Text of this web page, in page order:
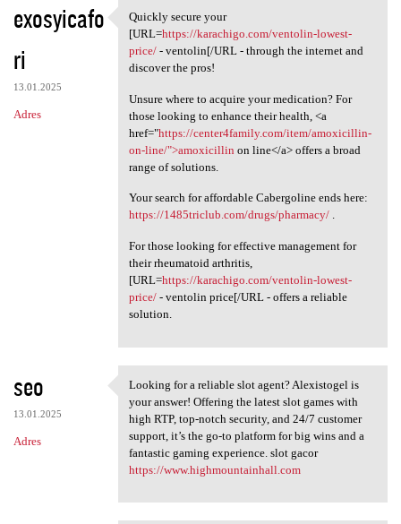
exosyicafo
ri
13.01.2025
Adres
Quickly secure your [URL
Quickly secure your
[URL=https://karachigo.com/ventolin-lowest-
price/- ventolin[/URL - through the internet and
discover the pros!
Unsure where to acquire your medication? For
those looking to enhance their health, <a
href="https://center4family.com/item/amoxicillin-
on-line/">amoxicillin on line</a> offers a broad
range of solutions.
Your search for affordable Cabergoline ends here:
https://1485triclub.com/drugs/pharmacy/.
For those looking for effective management for
their rheumatoid arthritis,
[URL=https://karachigo.com/ventolin-lowest-
price/- ventolin price[/URL - offers a reliable
solution.
seo
13.01.2025
Adres
Looking for a reliable slot
Looking for a reliable slot agent? Alexistogel is
your answer! Offering the latest slot games with
high RTP, top-notch security, and 24/7 customer
support, it’s the go-to platform for big wins and a
fantastic gaming experience. slot gacor
https://www.highmountainhall.com